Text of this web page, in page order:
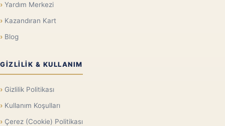
Yardım Merkezi
Kazandıran Kart
Blog
GIZLILIK & KULLANIM
Gizlilik Politikası
Kullanım Koşulları
Çerez (Cookie) Politikası